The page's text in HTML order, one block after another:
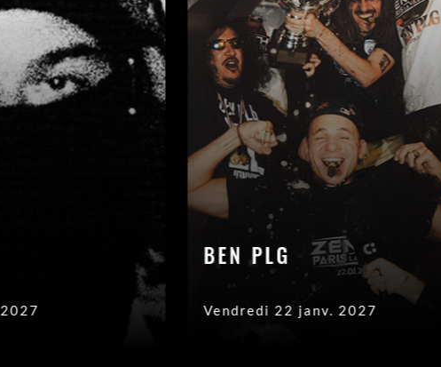
BEN PLG
Vendredi 22 janv. 2027